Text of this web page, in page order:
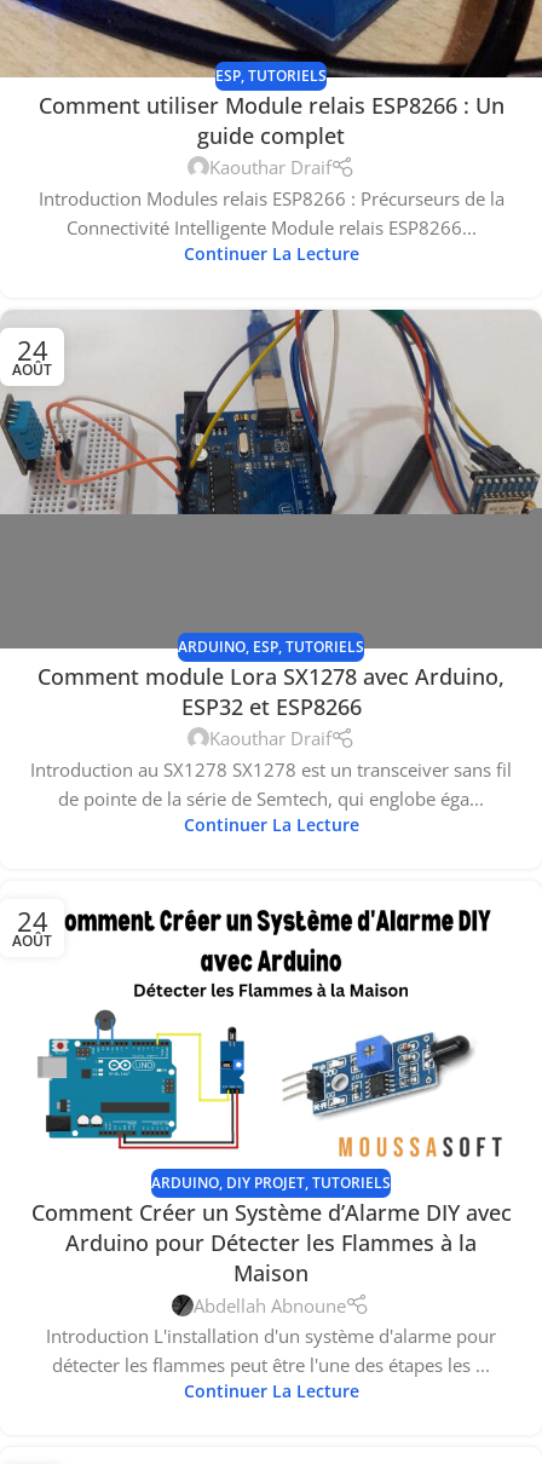
ESP,TUTORIELS
Comment utiliser Module relais ESP8266 : Un
guide complet
Kaouthar Draif
Introduction Modules relais ESP8266 : Précurseurs de la
Connectivité Intelligente Module relais ESP8266...
Continuer La Lecture
24
AOÛT
ARDUINO, ESP,TUTORIELS
Comment module Lora SX1278 avec Arduino,
ESP32 et ESP8266
Kaouthar Draif
Introduction au SX1278 SX1278 est un transceiver sans fil
de pointe de la série de Semtech, qui englobe éga...
Continuer La Lecture
24
AOÛT
ARDUINO, DIY PROJET,TUTORIELS
Comment Créer un Système d’Alarme DIY avec
Arduino pour Détecter les Flammes à la
Maison
Abdellah Abnoune
Introduction L'installation d'un système d'alarme pour
détecter les flammes peut être l'une des étapes les ...
Continuer La Lecture